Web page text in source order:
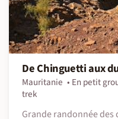
De Chinguetti aux
Mauritanie En petit
trek
Grande randonnée des